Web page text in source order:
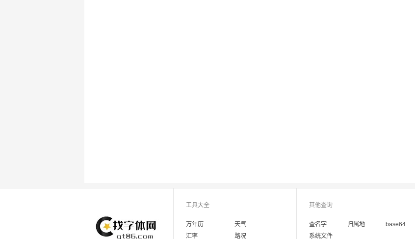
工具大全
万年历
天气
汇率
路况
其他查询
查名字 归属地
base64
系统文件